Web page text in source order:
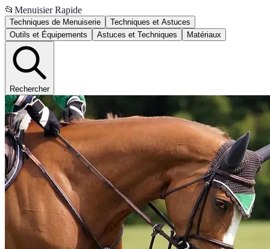
📂 Menuisier Rapide
Techniques de Menuiserie
Techniques et Astuces
Outils et Équipements
Astuces et Techniques Matériaux
Rechercher